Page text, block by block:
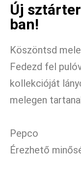
Új
ban!
Köszöntsd
Fedezd fel
kollekcióját
melegen
Pepco
Érezhető